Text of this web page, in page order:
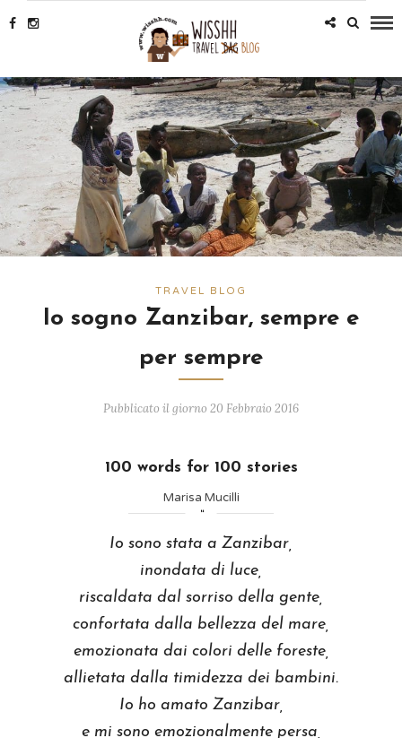
TRAVEL BLOG
Io sogno Zanzibar, sempre e
per sempre
Pubblicato il giorno 20 Febbraio 2016
100 words for 100 stories
Marisa Mucilli
Io sono stata a Zanzibar,
inondata di luce,
riscaldata dal sorriso della gente,
confortata dalla bellezza del mare,
emozionata dai colori delle foreste,
allietata dalla timidezza dei bambini.
Io ho amato Zanzibar,
e mi sono emozionalmente persa,